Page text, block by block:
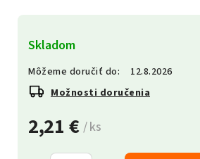
2,21 € / ks
Skladom
Môžeme doručiť do:
12.8.2026
Možnosti doručenia